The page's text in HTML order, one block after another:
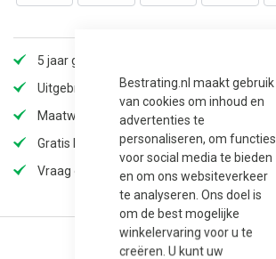
Bestrating.nl maakt gebruik
van cookies om inhoud en
advertenties te
personaliseren, om functies
voor social media te bieden
en om ons websiteverkeer
te analyseren. Ons doel is
om de best mogelijke
winkelervaring voor u te
creëren. U kunt uw
5 jaar garantie
Uitgebreid assortiment
Maatwerk mogelijk (langere levertijd)
Gratis bezorging
Vraag offerte aan voor extra korting!